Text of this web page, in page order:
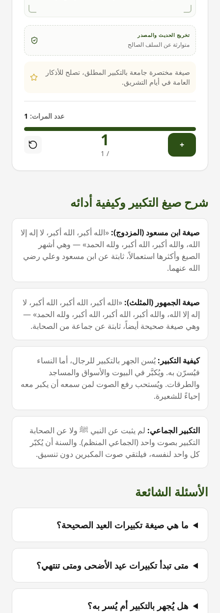
تخريج الحديث والمصدر
متوارثة عن السلف الصالح
صيغة مختصرة جامعة بالتكبير المطلق، تصلح للأذكار
العامة في أيام التشريق.
عدد المرات: 1
1
/
1
+
شرح صيغ التكبير وكيفية أدائه
صيغة ابن مسعود (المزدوج): «الله أكبر، الله أكبر، لا إله إلا
الله، والله أكبر، الله أكبر، ولله الحمد» — وهي أشهر
الصيغ وأكثرها استعمالاً، ثابتة عن ابن مسعود وعلي رضي
الله عنهما.
صيغة الجمهور (المثلث): «الله أكبر، الله أكبر، الله أكبر، لا
إله إلا الله، والله أكبر، الله أكبر، الله أكبر، ولله الحمد» —
وهي صيغة صحيحة أيضاً، ثابتة عن جماعة من الصحابة.
كيفية التكبير :يُسن الجهر بالتكبير للرجال، أما النساء
فيُسرّن به. ويُكبَّر في البيوت والأسواق والمساجد
والطرقات. ويُستحب رفع الصوت لمن سمعه أن يكبر معه
إحياءً للشعيرة.
التكبير الجماعي: لم يثبت عن النبي ﷺ ولا عن الصحابة
التكبير بصوت واحد (الجماعي المنظم). والسنة أن يُكبّر
كل واحد لنفسه، فيلتقي صوت المكبرين دون تنسيق.
الأسئلة الشائعة
ما هي صيغة تكبيرات العيد الصحيحة؟
متى تبدأ تكبيرات عيد الأضحى ومتى تنتهي؟
هل يُجهر بالتكبير أم يُسر به؟